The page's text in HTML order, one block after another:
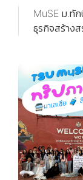
MuSE ม.ทั
ธุรกิจสร้างส